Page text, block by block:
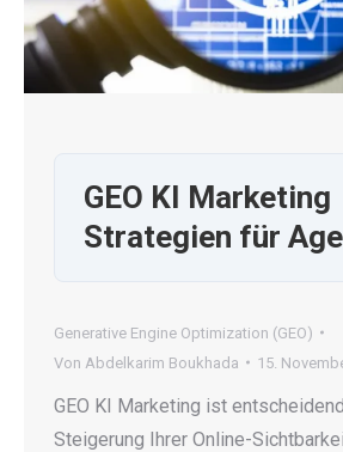
GEO KI Marketing
Strategien für
Generative Engine Optimization (GEO)
Von Abdelkarim Boukhada 15.
GEO KI Marketing ist
Steigerung Ihrer Online-